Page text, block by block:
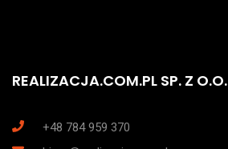
REALIZACJA.COM.PL SP. Z O.O.
+48 784 959 370